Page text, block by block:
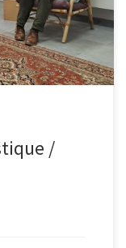
mauvais » des
/